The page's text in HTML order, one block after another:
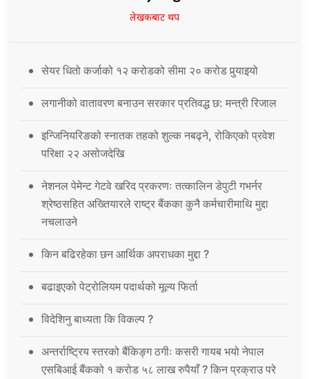
लेखकबाट थप
सेयर धितो कर्जाको १२ करोडको सीमा २० करोड पुर्‍याइयो
लगानीको वातावरण बनाउन सरकार प्रतिवद्ध छ: मन्त्री रिजाल
इन्जिनियरिङको स्नातक तहको शुल्क नबढ्ने, रोकिएको प्रवेश
परिक्षा २२ असोजदेखि
नेशनल पेमेन्ट गेटवे खरिद प्रकरणः तत्कालिन डेपुटी गभर्नर
श्रेष्ठसहित अख्तियारले राष्ट्र बैंकका कुनै कर्मचारीमाथि मुद्दा
नचलाउने
किन बढिरहेका छन आर्थिक अपराधका मुद्दा ?
बढाइएको पेट्रोलियम पदार्थको मूल्य फिर्ता
विदेशिनु बाध्यता कि विकल्प ?
अन्तर्राष्ट्रिय स्तरको बैंकिङ्ग ठगीः कसरी गायब भयो नेपाल
एसबिआई बैंकको १ करोड ५८ लाख रुपैयाँ ? किन प्रक्राउ परे